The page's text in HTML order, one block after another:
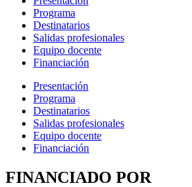
Programa
Destinatarios
Salidas profesionales
Equipo docente
Financiación
Presentación
Programa
Destinatarios
Salidas profesionales
Equipo docente
Financiación
FINANCIADO POR